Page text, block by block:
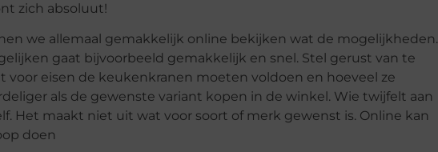
zich absoluut!
we allemaal gemakkelijk online bekijken wat de mogelijkheden.
gaat bijvoorbeeld gemakkelijk en snel. Stel gerust van te
voor eisen de keukenkranen moeten voldoen en hoeveel ze
als de gewenste variant kopen in de winkel. Wie twijfelt aan
Het maakt niet uit wat voor soort of merk gewenst is. Online kan
doen